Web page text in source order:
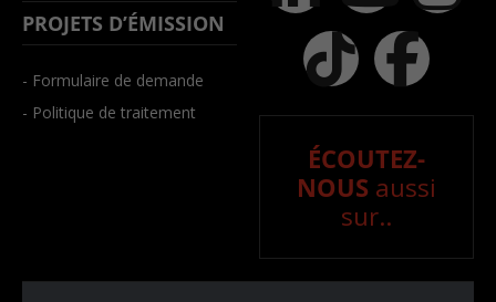
PROJETS D’ÉMISSION
- Formulaire de demande
- Politique de traitement
ÉCOUTEZ-
NOUS aussi
sur..